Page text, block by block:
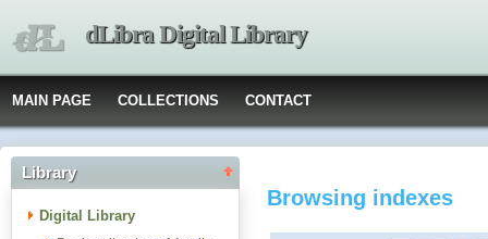
dLibra Digital Library
MAIN PAGE COLLECTIONS CONTACT
Library
Digital Library
Browsing indexes